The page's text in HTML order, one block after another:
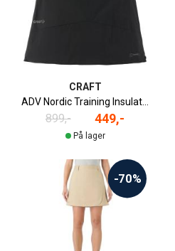
CRAFT
ADV Nordic Training Insulate Skjørt Dame
899,- 449,-
På lager
-70%